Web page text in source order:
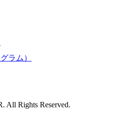
ラム）
All Rights Reserved.